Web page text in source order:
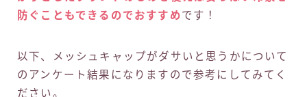
防ぐこともできるのでおすすめです！
以下、メッシュキャップがダサいと思うかについて
のアンケート結果になりますので参考にしてみてく
ださい。